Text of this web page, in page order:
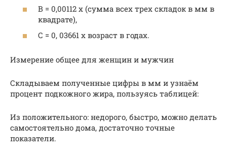
В = 0,00112 х (сумма всех трех складок в мм в
квадрате),
С = 0, 03661 х возраст в годах.
Измерение общее для женщин и мужчин
Складываем полученные цифры в мм и узнаём
процент подкожного жира, пользуясь таблицей:
Из положительного: недорого, быстро, можно делать
самостоятельно дома, достаточно точные
показатели.